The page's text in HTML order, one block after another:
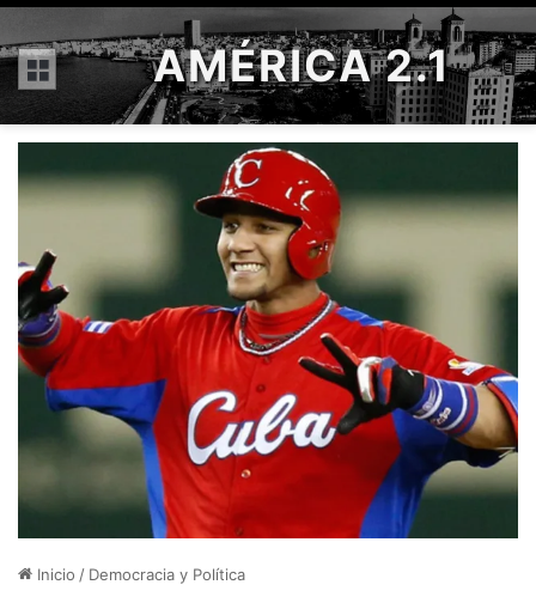
Menú AMÉRICA 2.1
Inicio / Democracia y Política